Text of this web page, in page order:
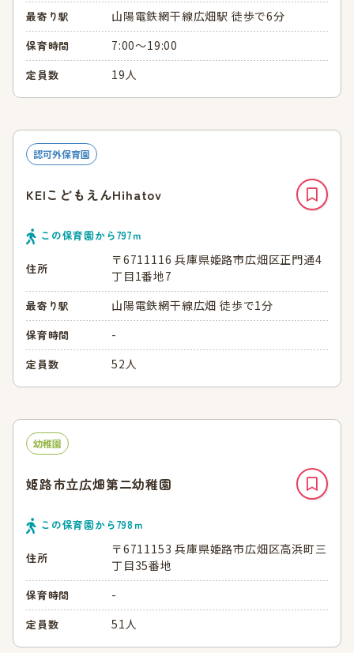
最寄り駅 山陽電鉄網干線広畑駅 徒歩で6分
保育時間 7:00～19:00
定員数 19人
認可外保育園
KEIこどもえんHihatov
この保育園から797ｍ
住所
〒6711116 兵庫県姫路市広畑区正門通4
丁目1番地7
最寄り駅 山陽電鉄網干線広畑 徒歩で1分
保育時間 -
定員数 52人
幼稚園
姫路市立広畑第二幼稚園
この保育園から798ｍ
住所
〒6711153 兵庫県姫路市広畑区高浜町三
丁目35番地
保育時間 -
定員数 51人